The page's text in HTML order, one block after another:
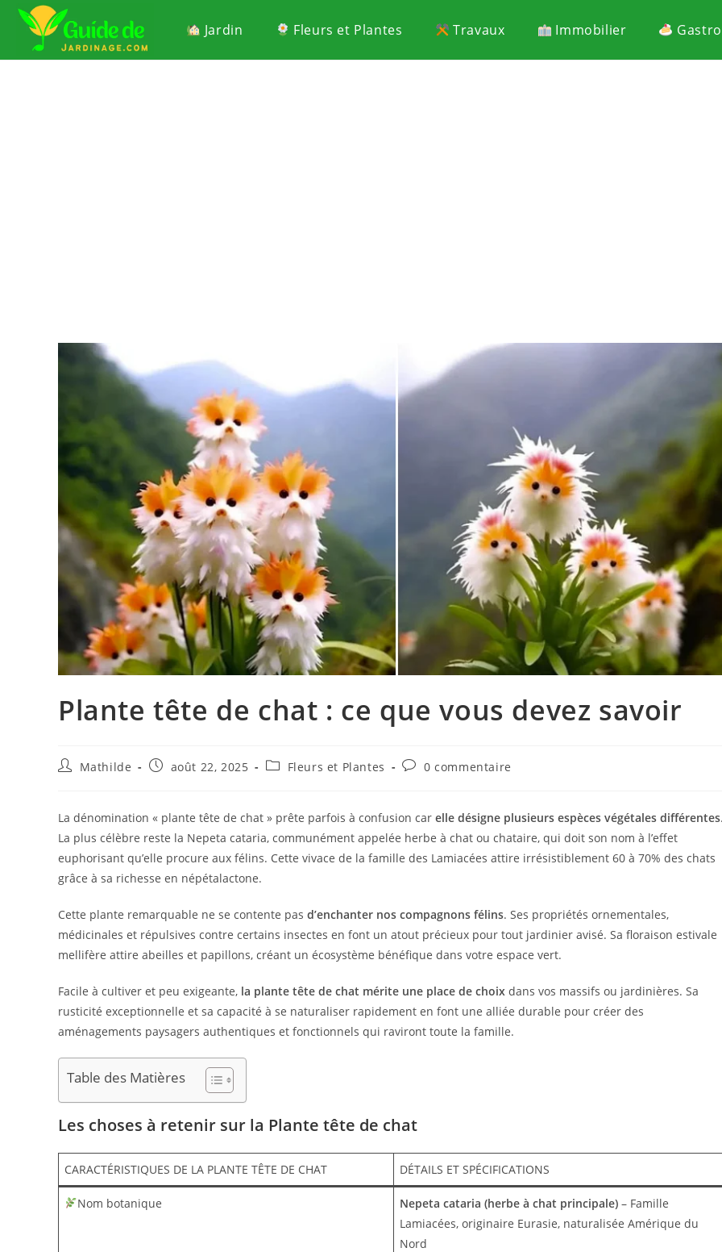
Jardin Fleurs et Plantes Travaux Immobilier
Plante tête de chat : ce que vous devez savoir
Mathilde août 22, 2025 Fleurs et Plantes 0 commentaire
La dénomination « plante tête de chat » prête parfois à confusion car elle désigne plusieurs espèces végétales différentes
La plus célèbre reste la Nepeta cataria, communément appelée herbe à chat ou chataire, qui doit son nom à l’effet
euphorisant qu’elle procure aux félins. Cette vivace de la famille des Lamiacées attire irrésistiblement 60 à 70% des chats
grâce à sa richesse en népétalactone.
Cette plante remarquable ne se contente pas d’enchanter nos compagnons félins. Ses propriétés ornementales,
médicinales et répulsives contre certains insectes en font un atout précieux pour tout jardinier avisé. Sa floraison estivale
mellifère attire abeilles et papillons, créant un écosystème bénéfique dans votre espace vert.
Facile à cultiver et peu exigeante, la plante tête de chat mérite une place de choix dans vos massifs ou jardinières. Sa
rusticité exceptionnelle et sa capacité à se naturaliser rapidement en font une alliée durable pour créer des
aménagements paysagers authentiques et fonctionnels qui raviront toute la famille.
Table des Matières
Les choses à retenir sur la Plante tête de chat
CARACTÉRISTIQUES DE LA PLANTE TÊTE DE CHAT DÉTAILS ET SPÉCIFICATIONS
Nom botanique Nepeta cataria (herbe à chat principale) – Famille
Lamiacées, originaire Eurasie, naturalisée Amérique du
Nord